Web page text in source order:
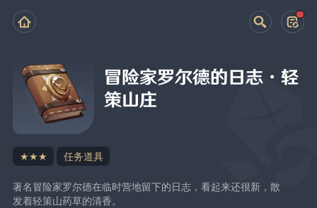
冒险家罗尔德的日志·轻
策山庄
★★★ 任务道具
著名冒险家罗尔德在临时营地留下的日志，看起来还很新，散
发着轻策山药草的清香。